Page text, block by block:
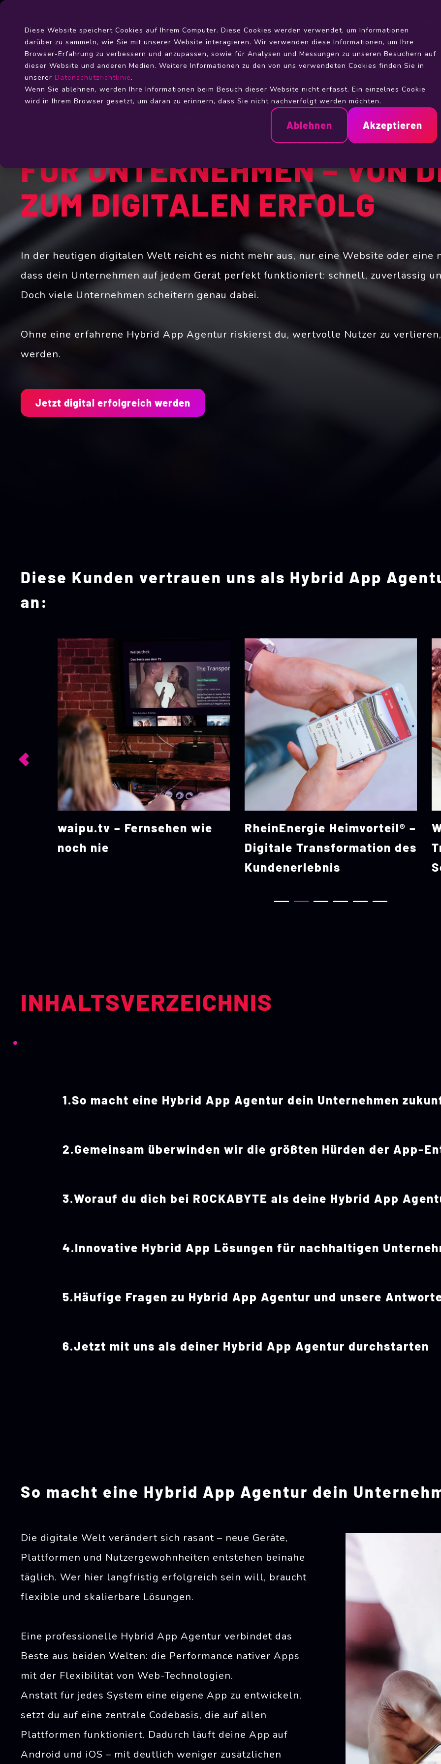
Diese Website speichert Cookies auf Ihrem Computer. Diese Cookies werden verwendet, um Informationen
darüber zu sammeln, wie Sie mit unserer Website interagieren. Wir verwenden diese Informationen, um Ihre
Browser-Erfahrung zu verbessern und anzupassen, sowie für Analysen und Messungen zu unseren Besuchern auf
dieser Website und anderen Medien. Weitere Informationen zu den von uns verwendeten Cookies finden Sie in
unserer Datenschutzrichtlinie.
Wenn Sie ablehnen, werden Ihre Informationen beim Besuch dieser Website nicht erfasst. Ein einzelnes Cookie
wird in Ihrem Browser gesetzt, um daran zu erinnern, dass Sie nicht nachverfolgt werden möchten.
Akzeptieren
Ablehnen
Skip
content.
HYBRID APP AGENTUR
EFFIZIENTE HYBRID APP-
FÜR UNTERNEHMEN – VON
ZUM DIGITALEN ERFOLG
In der heutigen digitalen Welt reicht es nicht mehr aus, nur eine Website oder eine
dass dein Unternehmen auf jedem Gerät perfekt funktioniert: schnell, zuverlässig
Doch viele Unternehmen scheitern genau dabei.
Ohne eine erfahrene Hybrid App Agentur riskierst du, wertvolle Nutzer zu
werden.
Jetzt digital erfolgreich werden
Diese Kunden vertrauen uns als Hybrid App
an:
RheinEnergie Heimvorteil® –
Digitale Transformation des
Worksheet Go – Digitale
Transformation des
Schulunterrichts
INHALTSVERZEICHNIS
So macht eine Hybrid App Agentur dein Unternehmen
Gemeinsam überwinden wir die größten Hürden der App-
Worauf du dich bei ROCKABYTE als deine Hybrid App
Innovative Hybrid App Lösungen für nachhaltigen
Häufige Fragen zu Hybrid App Agentur und unsere
Jetzt mit uns als deiner Hybrid App Agentur durchstarten
So macht eine Hybrid App Agentur dein
Die digitale Welt verändert sich rasant – neue Geräte,
Plattformen und Nutzergewohnheiten entstehen beinahe
täglich. Wer hier langfristig erfolgreich sein will, braucht
flexible und skalierbare Lösungen.
Eine professionelle Hybrid App Agentur verbindet das
Beste aus beiden Welten: die Performance nativer Apps
mit der Flexibilität von Web-Technologien.
Anstatt für jedes System eine eigene App zu entwickeln,
setzt du auf eine zentrale Codebasis, die auf allen
Plattformen funktioniert. Dadurch läuft deine App auf
Android und iOS – mit deutlich weniger zusätzlichen